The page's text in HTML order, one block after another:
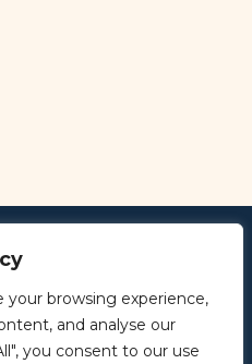
your browsing experience,
and analyse our
you consent to our use
Privacidad